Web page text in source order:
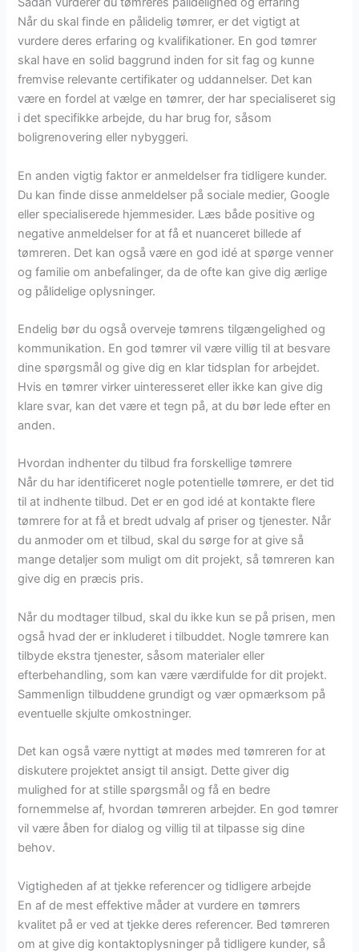
Når du skal finde en pålidelig tømrer, er det vigtigt at
vurdere deres erfaring og kvalifikationer. En god tømrer
skal have en solid baggrund inden for sit fag og kunne
fremvise relevante certifikater og uddannelser. Det kan
være en fordel at vælge en tømrer, der har specialiseret sig
i det specifikke arbejde, du har brug for, såsom
boligrenovering eller nybyggeri.
En anden vigtig faktor er anmeldelser fra tidligere kunder.
Du kan finde disse anmeldelser på sociale medier, Google
eller specialiserede hjemmesider. Læs både positive og
negative anmeldelser for at få et nuanceret billede af
tømreren. Det kan også være en god idé at spørge venner
og familie om anbefalinger, da de ofte kan give dig ærlige
og pålidelige oplysninger.
Endelig bør du også overveje tømrens tilgængelighed og
kommunikation. En god tømrer vil være villig til at besvare
dine spørgsmål og give dig en klar tidsplan for arbejdet.
Hvis en tømrer virker uinteresseret eller ikke kan give dig
klare svar, kan det være et tegn på, at du bør lede efter en
anden.
Hvordan indhenter du tilbud fra forskellige tømrere
Når du har identificeret nogle potentielle tømrere, er det tid
til at indhente tilbud. Det er en god idé at kontakte flere
tømrere for at få et bredt udvalg af priser og tjenester. Når
du anmoder om et tilbud, skal du sørge for at give så
mange detaljer som muligt om dit projekt, så tømreren kan
give dig en præcis pris.
Når du modtager tilbud, skal du ikke kun se på prisen, men
også hvad der er inkluderet i tilbuddet. Nogle tømrere kan
tilbyde ekstra tjenester, såsom materialer eller
efterbehandling, som kan være værdifulde for dit projekt.
Sammenlign tilbuddene grundigt og vær opmærksom på
eventuelle skjulte omkostninger.
Det kan også være nyttigt at mødes med tømreren for at
diskutere projektet ansigt til ansigt. Dette giver dig
mulighed for at stille spørgsmål og få en bedre
fornemmelse af, hvordan tømreren arbejder. En god tømrer
vil være åben for dialog og villig til at tilpasse sig dine
behov.
Vigtigheden af at tjekke referencer og tidligere arbejde
En af de mest effektive måder at vurdere en tømrers
kvalitet på er ved at tjekke deres referencer. Bed tømreren
om at give dig kontaktoplysninger på tidligere kunder, så